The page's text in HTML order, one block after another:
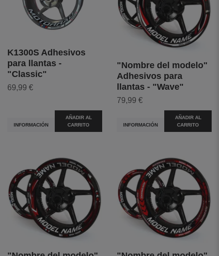
K1300S Adhesivos
para llantas -
"Classic"
69,99 €
INFORMACIÓN
AÑADIR AL
CARRITO
"Nombre del modelo"
Adhesivos para
llantas - "Wave"
79,99 €
INFORMACIÓN
AÑADIR AL
CARRITO